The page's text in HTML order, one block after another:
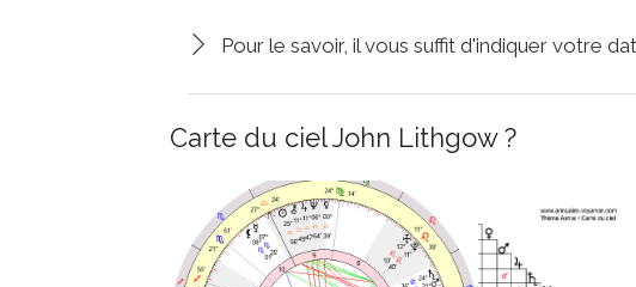
Pour le savoir, il vous suffit d'indiquer votre
Carte du ciel John Lithgow ?